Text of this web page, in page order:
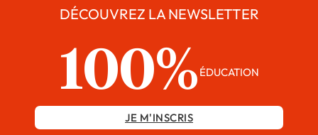
DÉCOUVREZ LA NEWSLETTER
100% ÉDUCATION
JE M'INSCRIS